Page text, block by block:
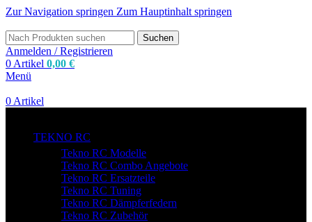
Zur Navigation springen Zum Hauptinhalt springen
Suchen
Anmelden / Registrieren
0 Artikel 0,00 €
Menü
0 Artikel
TEKNO RC
Tekno RC Modelle
Tekno RC Combo Angebote
Tekno RC Ersatzteile
Tekno RC Tuning
Tekno RC Dämpferfedern
Tekno RC Zubehör